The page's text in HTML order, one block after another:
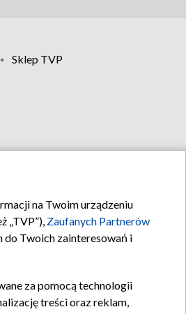
Sklep TVP
na Twoim urządzeniu
„TVP”), Zaufanych Partnerów
do Twoich zainteresowań i
za pomocą technologii
treści oraz reklam,